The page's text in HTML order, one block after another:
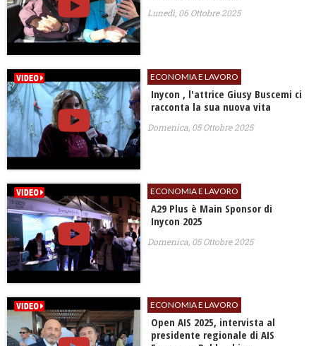
Lunedì, 06 Ottobre 2025
ECONOMIA E LAVORO
Inycon , l'attrice Giusy Buscemi ci
racconta la sua nuova vita
Domenica, 05 Ottobre 2025
ECONOMIA E LAVORO
A29 Plus è Main Sponsor di
Inycon 2025
Domenica, 05 Ottobre 2025
ECONOMIA E LAVORO
Open AIS 2025, intervista al
presidente regionale di AIS